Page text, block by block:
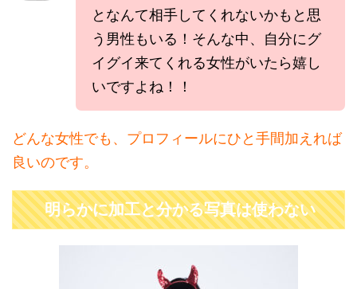
となんて相手してくれないかもと思
う男性もいる！そんな中、自分にグ
イグイ来てくれる女性がいたら嬉し
いですよね！！
どんな女性でも、 プロフィールにひと手間加えれば
良いのです。
明らかに加工と分かる写真は使わない